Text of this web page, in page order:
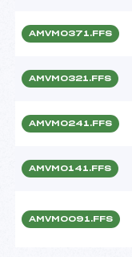
AMVM0371.FFS
AMVM0321.FFS
AMVM0241.FFS
AMVM0141.FFS
AMVM0091.FFS